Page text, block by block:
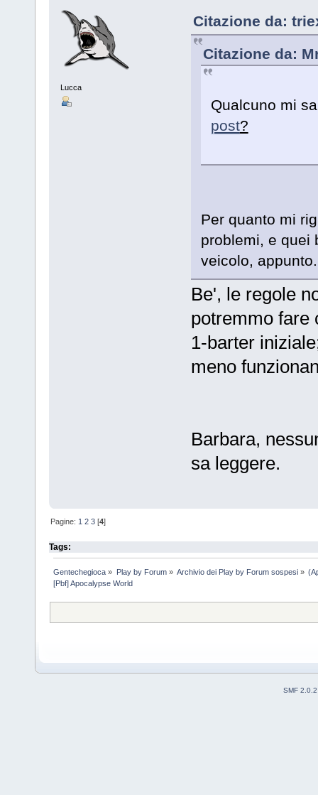
Lucca
Citazione da:
Citazione da:
Qualcuno mi
post?
Per quanto mi
problemi, e quei
veicolo, appunto.
Be', le regole
potremmo fare
1-barter
meno
Barbara,
sa leggere.
Pagine: 1 2 3 [4]
Tags:
Gentechegioca » Play by Forum» Archivio dei Play by Forum sospesi»
[Pbf] Apocalypse World
SMF 2.0.2